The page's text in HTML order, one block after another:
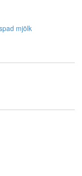
mjölk